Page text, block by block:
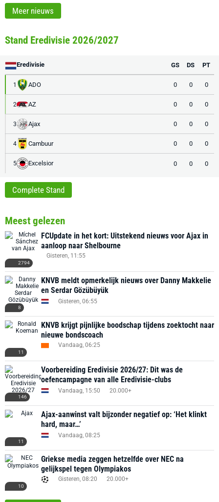
Meer nieuws
Stand Eredivisie 2026/2027
Eredivisie GS DS PT
1 ADO 0 0 0
2 AZ 0 0 0
3 Ajax 0 0 0
4 Cambuur 0 0 0
5 Excelsior 0 0 0
Complete Stand
Meest gelezen
2794
FCUpdate in het kort: Uitstekend nieuws voor Ajax in
aanloop naar Shelbourne
Gisteren, 11:55
8
KNVB meldt opmerkelijk nieuws over Danny Makkelie
en Serdar Gözübüyük
Gisteren, 06:55
11
KNVB krijgt pijnlijke boodschap tijdens zoektocht naar
nieuwe bondscoach
Vandaag, 06:25
146
Voorbereiding Eredivisie 2026/27: Dit was de
oefencampagne van alle Eredivisie-clubs
Vandaag, 15:50 20.000+
11
Ajax-aanwinst valt bijzonder negatief op: ‘Het klinkt
hard, maar…’
Vandaag, 08:25
10
Griekse media zeggen hetzelfde over NEC na
gelijkspel tegen Olympiakos
Gisteren, 08:20 20.000+